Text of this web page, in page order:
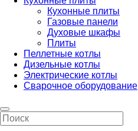
Кухонные плиты
Газовые панели
Духовые шкафы
Плиты
Пеллетные котлы
Дизельные котлы
Электрические котлы
Сварочное оборудование